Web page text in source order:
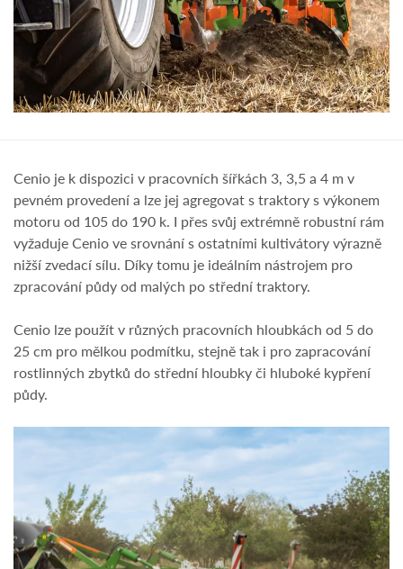
Cenio je k dispozici v pracovních šířkách 3, 3,5 a 4 m v
pevném provedení a lze jej agregovat s traktory s výkonem
motoru od 105 do 190 k. I přes svůj extrémně robustní rám
vyžaduje Cenio ve srovnání s ostatními kultivátory výrazně
nižší zvedací sílu. Díky tomu je ideálním nástrojem pro
zpracování půdy od malých po střední traktory.
Cenio lze použít v různých pracovních hloubkách od 5 do
25 cm pro mělkou podmítku, stejně tak i pro zapracování
rostlinných zbytků do střední hloubky či hluboké kypření
půdy.